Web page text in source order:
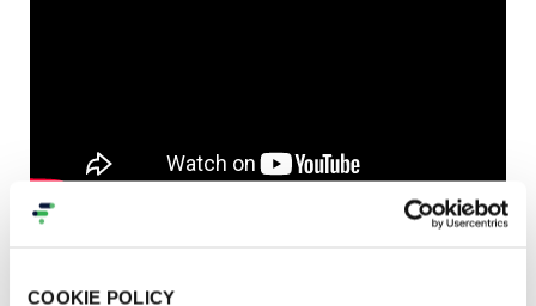
COOKIE POLICY
attrezzato